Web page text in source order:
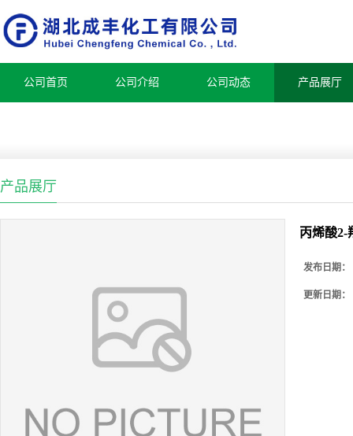
公司首页 公司介绍 公司动态 产品展厅
产品展厅
丙烯酸2-
发布日期：
更新日期：